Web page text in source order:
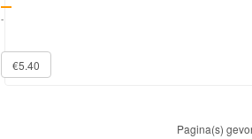
-
€5.40
Pagina(s)